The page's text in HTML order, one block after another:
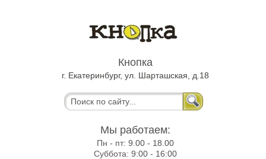
Кнопка
г. Екатеринбург, ул. Шарташская, д.18
Мы работаем:
Пн - пт:9.00 - 18.00
Суббота:9:00 - 16:00